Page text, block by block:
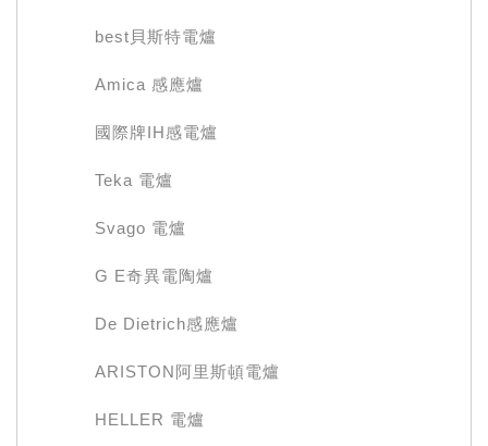
best貝斯特電爐
Amica 感應爐
國際牌IH感電爐
Teka 電爐
Svago 電爐
G E奇異電陶爐
De Dietrich感應爐
ARISTON阿里斯頓電爐
HELLER 電爐